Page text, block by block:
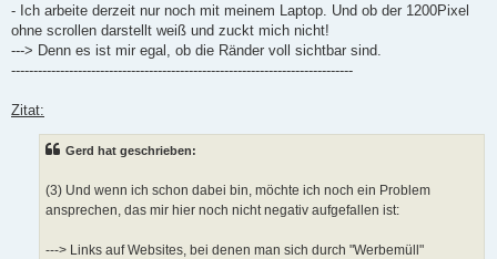
- Ich arbeite derzeit nur noch mit meinem Laptop. Und ob der 1200Pixel
ohne scrollen darstellt weiß und zuckt mich nicht!
---> Denn es ist mir egal, ob die Ränder voll sichtbar sind.
-----------------------------------------------------------------------------
Zitat:
Gerd hat geschrieben:
(3) Und wenn ich schon dabei bin, möchte ich noch ein Problem
ansprechen, das mir hier noch nicht negativ aufgefallen ist:
---> Links auf Websites, bei denen man sich durch "Werbemüll"